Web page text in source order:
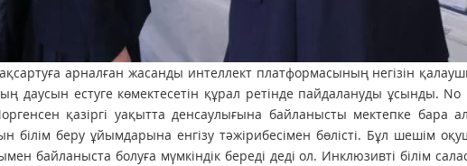
арналған жасанды интеллект платформасының негізін
даусын естуге көмектесетін құрал ретінде пайдалануды ұсынды. No
қазіргі уақытта денсаулығына байланысты мектепке бара
білім беру ұйымдарына енгізу тәжірибесімен бөлісті. Бұл шешім
байланыста болуға мүмкіндік береді деді ол. Инклюзивті білім